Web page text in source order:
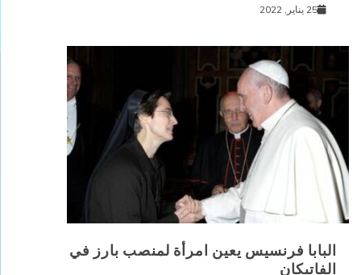
25 يناير, 2022
البابا فرنسيس يعين امرأة لمنصب بارز في
الفاتيكان